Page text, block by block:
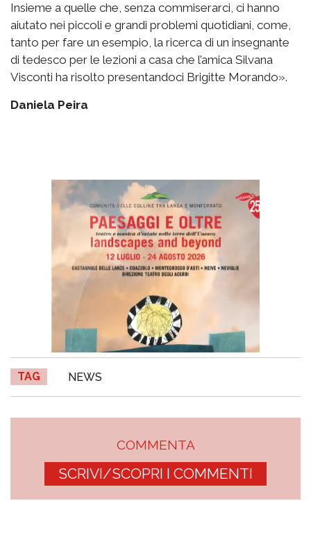
Insieme a quelle che, senza commiserarci, ci hanno
aiutato nei piccoli e grandi problemi quotidiani, come,
tanto per fare un esempio, la ricerca di un insegnante
di tedesco per le lezioni a casa che l’amica Silvana
Visconti ha risolto presentandoci Brigitte Morando».
Daniela Peira
TAG NEWS
COMMENTA
SCRIVI/SCOPRI I COMMENTI